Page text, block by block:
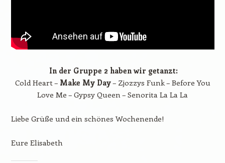
In der Gruppe 2 haben wir getanzt:
Cold Heart – Make My Day– Zjozzys Funk – Before You
Love Me – Gypsy Queen – Senorita La La La
Liebe Grüße und ein schönes Wochenende!
Eure Elisabeth